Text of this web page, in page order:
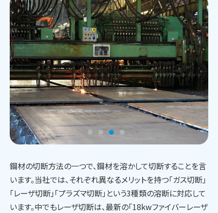
鋼材の切断方法の一つで、鋼材を溶かして切断することを言
います。当社では、それぞれ異なるメリットを持つ「ガス切断」
「レーザ切断」「プラズマ切断」という3種類の溶断に対応して
います。中でもレーザ切断は、最新の「18kwファイバーレーザ